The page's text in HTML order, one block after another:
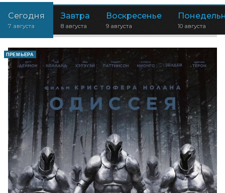
Сегодня
7 августа
Завтра
8 августа
Воскресенье
9 августа 10 августа
ПРЕМЬЕРА